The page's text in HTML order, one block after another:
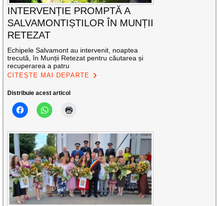
INTERVENȚIE PROMPTĂ A
SALVAMONTIȘTILOR ÎN MUNȚII
RETEZAT
Echipele Salvamont au intervenit, noaptea
trecută, în Munții Retezat pentru căutarea și
recuperarea a patru
CITEȘTE MAI DEPARTE
Distribuie acest articol